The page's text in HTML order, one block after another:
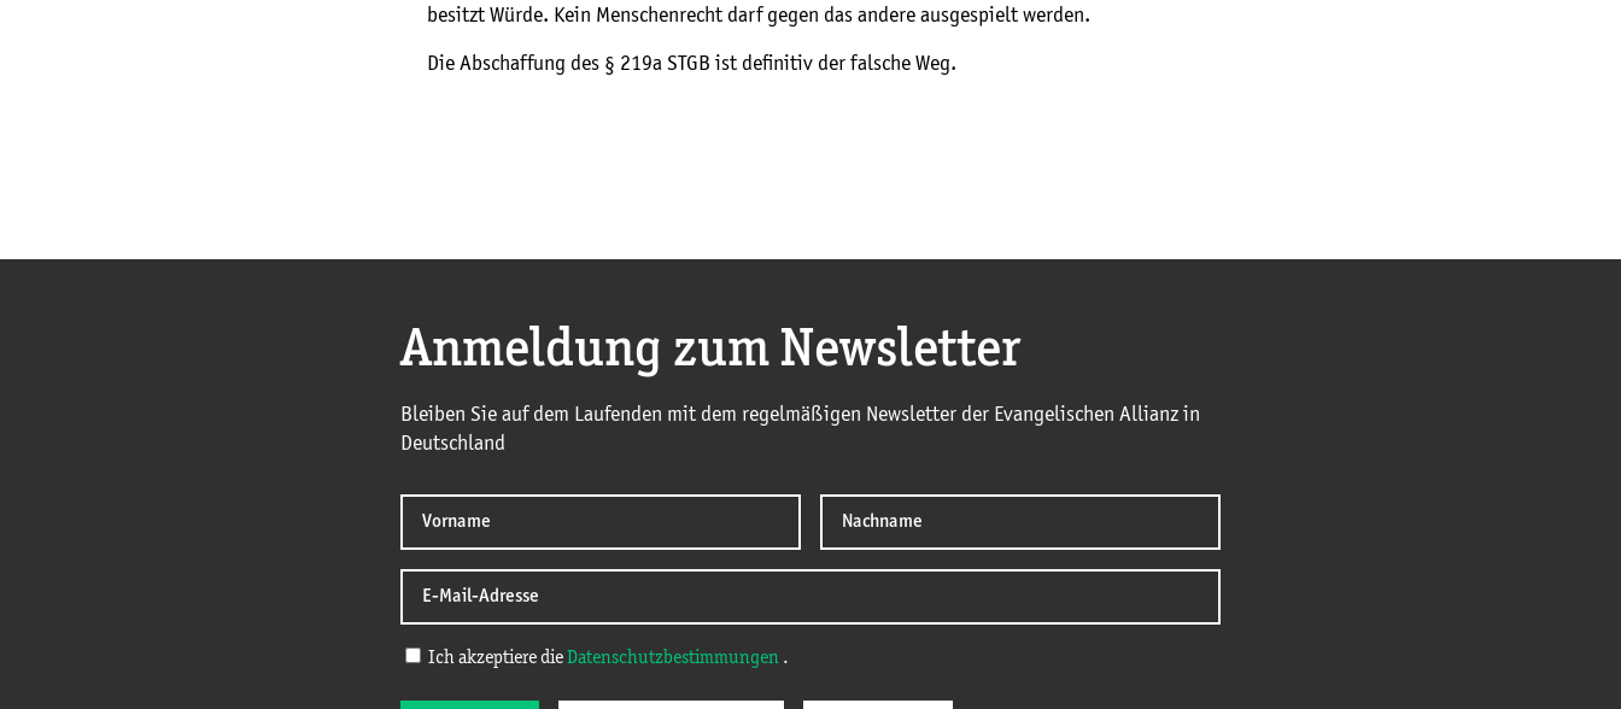
besitzt Würde. Kein Menschenrecht darf gegen das andere ausgespielt werden.
Die Abschaffung des § 219a STGB ist definitiv der falsche Weg.
Anmeldung zum Newsletter
Bleiben Sie auf dem Laufenden mit dem regelmäßigen Newsletter der Evangelischen Allianz in
Deutschland
Ich akzeptiere die Datenschutzbestimmungen .